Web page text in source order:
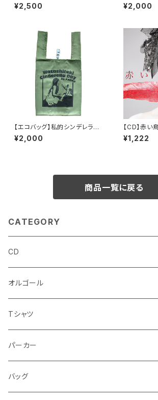
¥2,500
ーVol.3 〜
¥2,000
【エコバッグ】私的シンデレラデ
ーVol.3 〜電波編〜 / カーキ
¥2,000
【CD】赤い
¥1,222
商品一覧に戻る
CATEGORY
CD
オルゴール
Tシャツ
半袖Tシャツ
長袖Tシャツ
パーカー
バッグ